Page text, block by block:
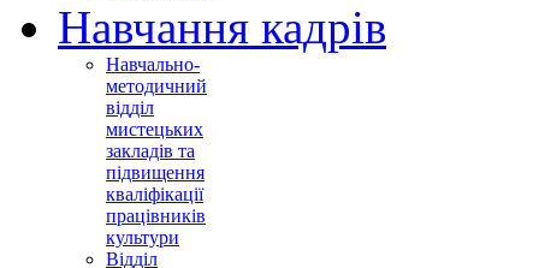
Навчання кадрів
Навчально-
методичний
відділ
мистецьких
закладів та
підвищення
кваліфікації
працівників
культури
Відділ